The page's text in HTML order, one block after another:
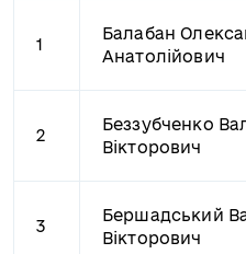
1
Балабан
Анатолійович
2
Беззубченко
Вікторович
3
Бершадський
Вікторович